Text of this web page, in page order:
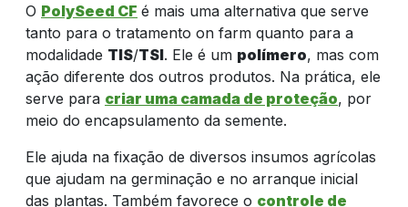
O PolySeed CF é mais uma alternativa que serve
tanto para o tratamento on farm quanto para a
modalidade TIS/TSI. Ele é um polímero, mas com
ação diferente dos outros produtos. Na prática, ele
serve para criar uma camada de proteção, por
meio do encapsulamento da semente.
Ele ajuda na fixação de diversos insumos agrícolas
que ajudam na germinação e no arranque inicial
das plantas. Também favorece o controle de